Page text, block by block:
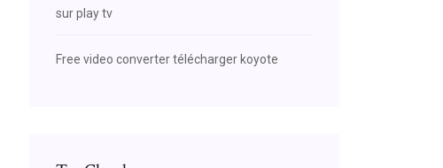
sur play tv
Free video converter télécharger koyote